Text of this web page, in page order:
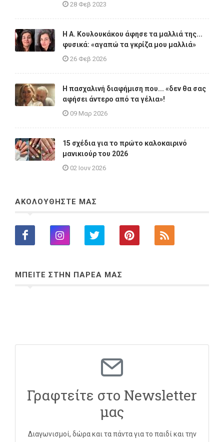
28 Φεβ 2023
Η A. Κουλουκάκου άφησε τα μαλλιά της...
φυσικά: «αγαπώ τα γκρίζα μου μαλλιά»
26 Φεβ 2026
Η πασχαλινή διαφήμιση που... «δεν θα σας
αφήσει άντερο από τα γέλια»!
09 Μαρ 2026
15 σχέδια για το πρώτο καλοκαιρινό
μανικιούρ του 2026
02 Ιουν 2026
ΑΚΟΛΟΥΘΗΣΤΕ ΜΑΣ
ΜΠΕΙΤΕ ΣΤΗΝ ΠΑΡΕΑ ΜΑΣ
Γραφτείτε στο Newsletter
μας
Διαγωνισμοί, δώρα και τα πάντα για το παιδί και την